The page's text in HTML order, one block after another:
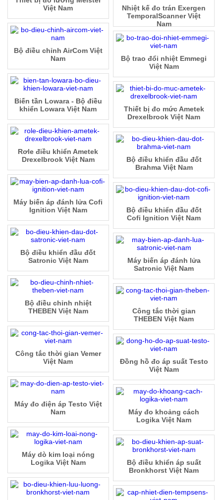
Việt Nam
Nhiệt kế đo trán Exergen
TemporalScanner Việt
Nam
Bộ điều chỉnh AirCom Việt
Nam
Bộ trao đổi nhiệt Emmegi
Việt Nam
Biến tần Lowara - Bộ điều
khiển Lowara Việt Nam
Thiết bị đo mức Ametek
Drexelbrook Việt Nam
Rơle điều khiển Ametek
Drexelbrook Việt Nam
Bộ điều khiển đầu đốt
Brahma Việt Nam
Máy biến áp đánh lửa Cofi
Ignition Việt Nam
Bộ điều khiển đầu đốt
Cofi Ignition Việt Nam
Bộ điều khiển đầu đốt
Satronic Việt Nam
Máy biến áp đánh lửa
Satronic Việt Nam
Bộ điều chỉnh nhiệt
THEBEN Việt Nam
Công tắc thời gian
THEBEN Việt Nam
Công tắc thời gian Vemer
Việt Nam
Đồng hồ đo áp suất Testo
Việt Nam
Máy đo điện áp Testo Việt
Nam
Máy đo khoảng cách
Logika Việt Nam
Máy dò kim loại nóng
Logika Việt Nam
Bộ điều khiển áp suất
Bronkhorst Việt Nam